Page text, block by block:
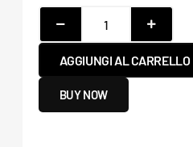
BUY NOW
AGGIUNGI AL CARRELLO